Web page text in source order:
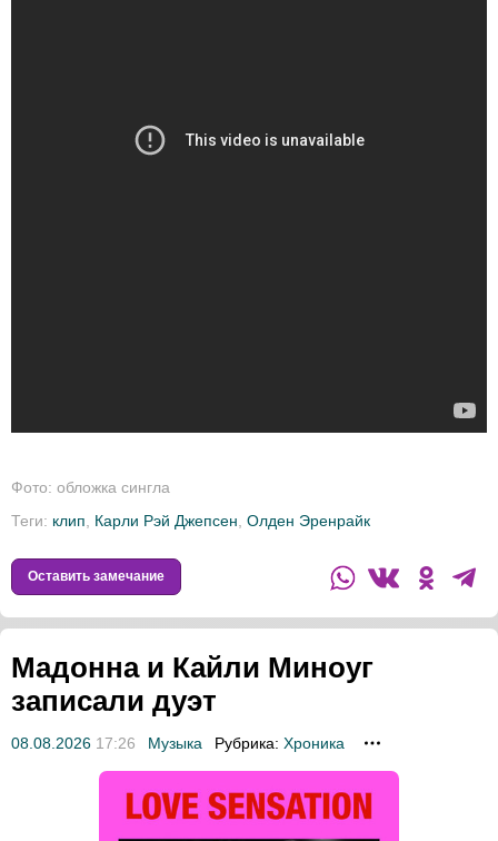
Фото: обложка сингла
Теги: клип Карли Рэй Джепсен Олден Эренрайк
Оставить замечание
Мадонна и Кайли Миноуг
записали дуэт
08.08.2026 17:26 Музыка Рубрика: Хроника